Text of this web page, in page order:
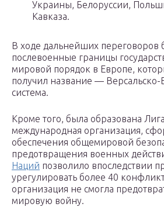
Украины, Белоруссии,
Кавказа.
В ходе дальнейших
послевоенные границы
мировой порядок в Европе,
получил название — Версальско-
система.
Кроме того, была образована
международная организация,
обеспечения общемировой
предотвращения военных
Наций позволило впоследствии
урегулировать более 40
организация не смогла
мировую войну.